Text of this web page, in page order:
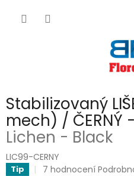
Stabilizovaný
mech) / ČERNÝ
Lichen - Black
LIC99-CERNY
Tip
Průměrné
7 hodnocení